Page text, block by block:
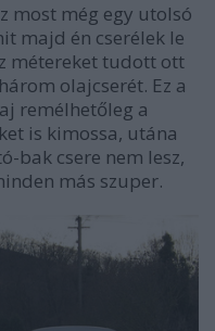
most még egy utolsó
majd én cserélek le
métereket tudott ott
olajcserét. Ez a
remélhetőleg a
is kimossa, utána
bak csere nem lesz,
más szuper.